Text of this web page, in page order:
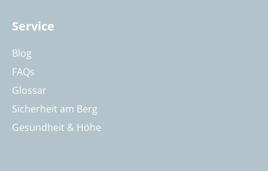
Service
Blog
FAQs
Glossar
Sicherheit am Berg
Gesundheit & Höhe